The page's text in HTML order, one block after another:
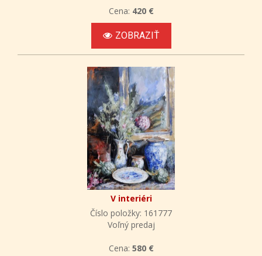
Cena: 420 €
ZOBRAZIŤ
V interiéri
Číslo položky: 161777
Voľný predaj
Cena: 580 €